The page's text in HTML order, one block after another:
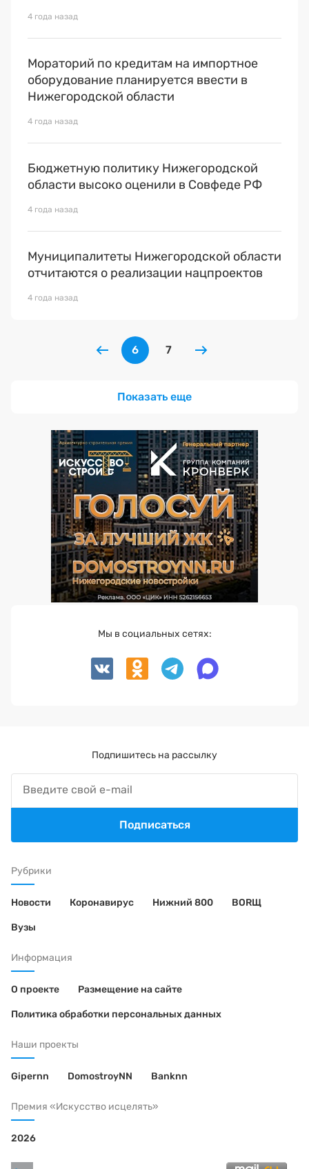
4 года назад
Мораторий по кредитам на импортное
оборудование планируется ввести в
Нижегородской области
4 года назад
Бюджетную политику Нижегородской
области высоко оценили в Совфеде РФ
4 года назад
Муниципалитеты Нижегородской области
отчитаются о реализации нацпроектов
4 года назад
6 7
Показать еще
Рубрики
Новости Коронавирус Нижний 800 BORЩ
Вузы
Информация
О проекте Размещение на сайте
Политика обработки персональных данных
Наши проекты
Gipernn DomostroyNN Banknn
Премия «Искусство исцелять»
2026
Мы в социальных сетях:
Подпишитесь на рассылку
Подписаться